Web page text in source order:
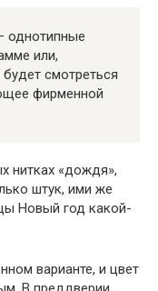
однотипные
или,
смотреться
фирменной
нитках «дождя»,
штук, ими же
Новый год какой-
варианте, и цвет